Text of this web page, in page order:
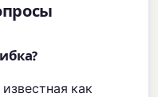
как